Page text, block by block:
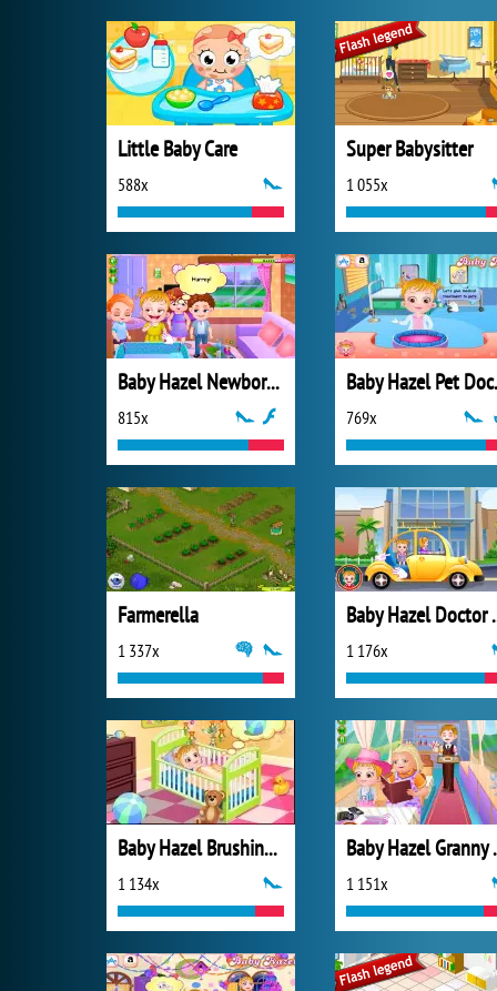
Little Baby Care
588x
Super Babysitter
1 055x
Baby Hazel Newborn Baby
815x 769x
Farmerella
1 337x
Baby
1 176x
Baby Hazel Brushing Time
1 134x
Baby
1 151x